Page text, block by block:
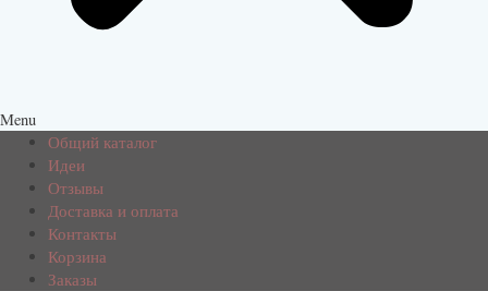
Menu
Общий каталог
Идеи
Отзывы
Доставка и оплата
Контакты
Корзина
Заказы